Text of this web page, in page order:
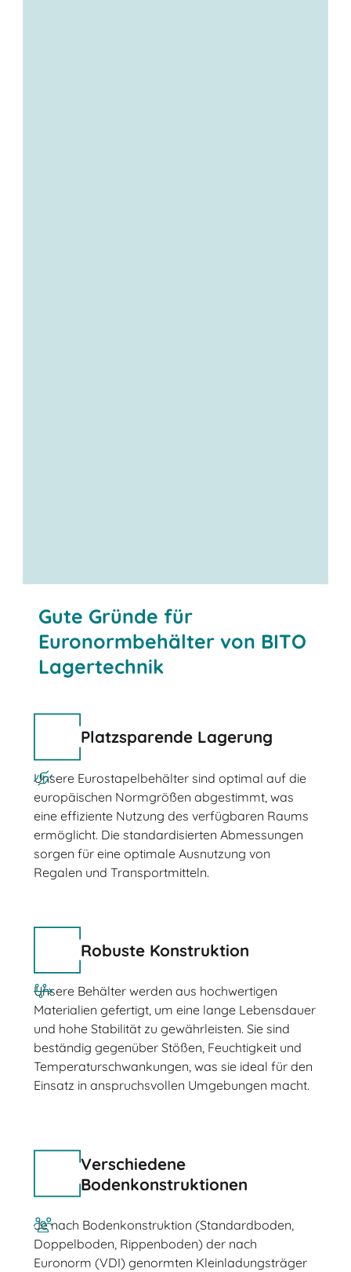
Gute Gründe für
Euronormbehälter von BITO
Lagertechnik
Platzsparende Lagerung
Unsere Eurostapelbehälter sind optimal auf die
europäischen Normgrößen abgestimmt, was
eine effiziente Nutzung des verfügbaren Raums
ermöglicht. Die standardisierten Abmessungen
sorgen für eine optimale Ausnutzung von
Regalen und Transportmitteln.
Robuste Konstruktion
Unsere Behälter werden aus hochwertigen
Materialien gefertigt, um eine lange Lebensdauer
und hohe Stabilität zu gewährleisten. Sie sind
beständig gegenüber Stößen, Feuchtigkeit und
Temperaturschwankungen, was sie ideal für den
Einsatz in anspruchsvollen Umgebungen macht.
Verschiedene
Bodenkonstruktionen
Je nach Bodenkonstruktion (Standardboden,
Doppelboden, Rippenboden) der nach
Euronorm (VDI) genormten Kleinladungsträger